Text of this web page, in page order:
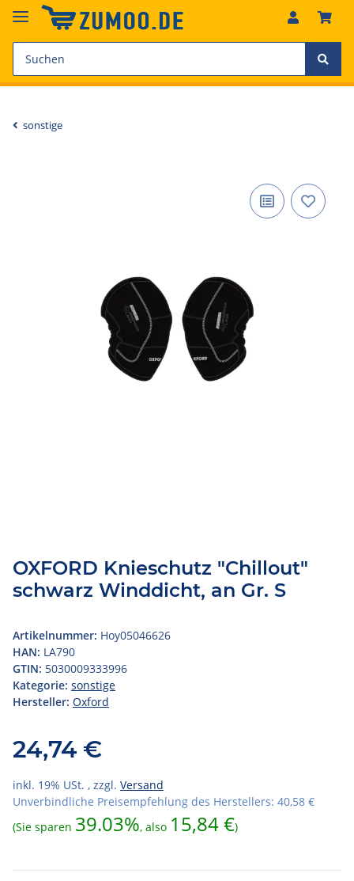
sonstige
OXFORD Knieschutz "Chillout"
schwarz Winddicht, an Gr. S
Artikelnummer: Hoy05046626
HAN: LA790
GTIN: 5030009333996
Kategorie: sonstige
Hersteller: Oxford
24,74 €
inkl. 19% USt. , zzgl. Versand
Unverbindliche Preisempfehlung des Herstellers: 40,58 €
(Sie sparen 39.03%, also 15,84 €)